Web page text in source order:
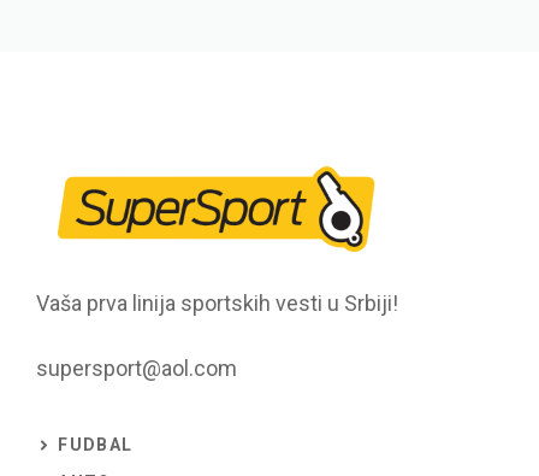
Vaša prva linija sportskih vesti u Srbiji!
supersport@aol.com
FUDBAL